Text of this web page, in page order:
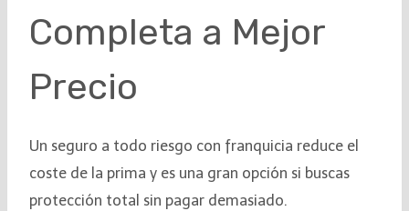
Completa a Mejor
Precio
Un seguro a todo riesgo con franquicia reduce el
coste de la prima y es una gran opción si buscas
protección total sin pagar demasiado.